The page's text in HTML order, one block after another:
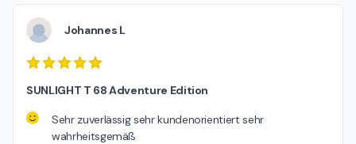
Johannes L
SUNLIGHT T 68 Adventure Edition
Sehr zuverlässig sehr kundenorientiert sehr
wahrheitsgemäß